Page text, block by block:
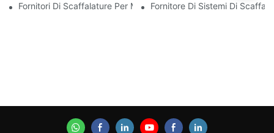
Fornitori Di Scaffalature Per Magazzini: Cosa Cercare
Fornitore Di Sistemi Di